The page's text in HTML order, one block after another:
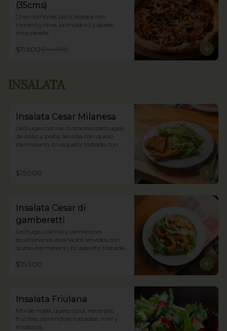
(35cms)
Champiñones parís asados con
romero y oliva, pomodoro y queso
mozzarella.
$11.500$14.400
INSALATA
Insalata Cesar Milanesa
Lechuga costina, crocantes pechugas
de pollo y palta, servida con queso
parmesano, brusqueta tostada con
$15.900
Insalata Cesar di
gamberetti
Lechuga costina y camarones
ecuatorianos apanados servidos con
queso parmesano, brusqueta tostada
$15.900
Insalata Friulana
Mix de hojas, queso azul, naranjas,
frutillas, almendras tostadas, miel y
mostaza.